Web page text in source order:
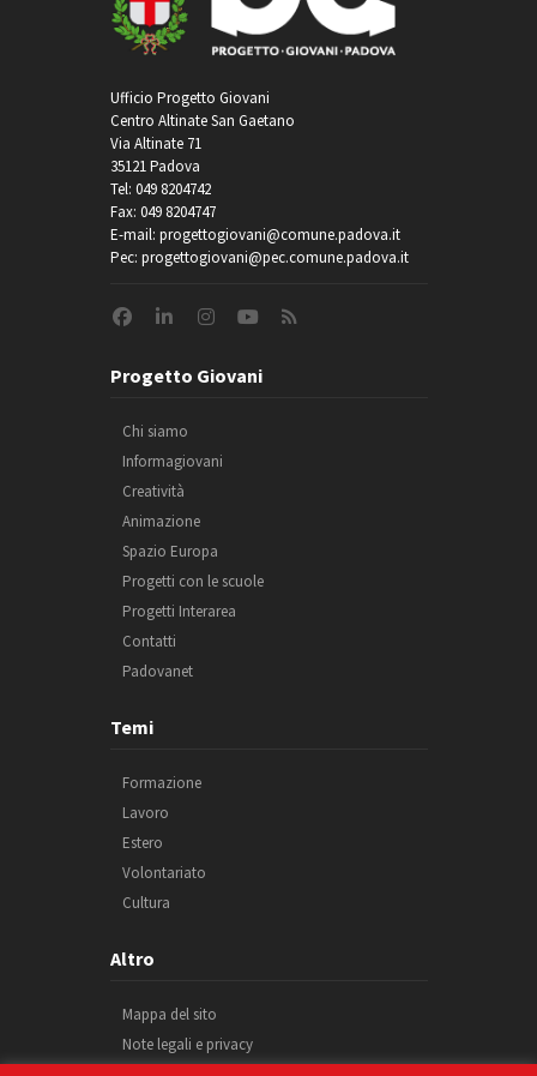
Ufficio Progetto Giovani
Centro Altinate San Gaetano
Via Altinate 71
35121 Padova
Tel: 049 8204742
Fax: 049 8204747
E-mail: progettogiovani@comune.padova.it
Pec: progettogiovani@pec.comune.padova.it
Progetto Giovani
Chi siamo
Informagiovani
Creatività
Animazione
Spazio Europa
Progetti con le scuole
Progetti Interarea
Contatti
Padovanet
Temi
Formazione
Lavoro
Estero
Volontariato
Cultura
Altro
Mappa del sito
Note legali e privacy